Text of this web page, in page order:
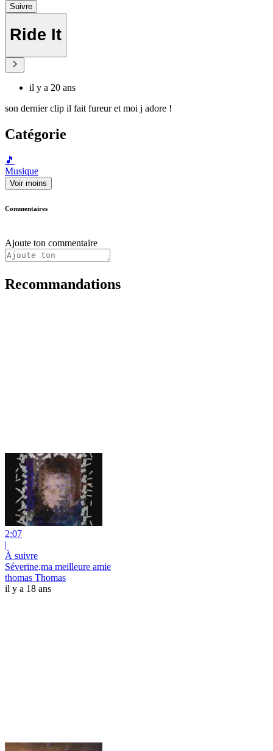
Suivre
Ride It
il y a 20 ans
son dernier clip il fait fureur et moi j adore !
Catégorie
🎵
Musique
Voir moins
Commentaires
Ajoute ton commentaire
Recommandations
2:07
|
À suivre
Séverine,ma meilleure amie
thomas Thomas
il y a 18 ans